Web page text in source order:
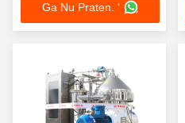
Continuous self
cleaning IMO
Ga Nu Praten. '